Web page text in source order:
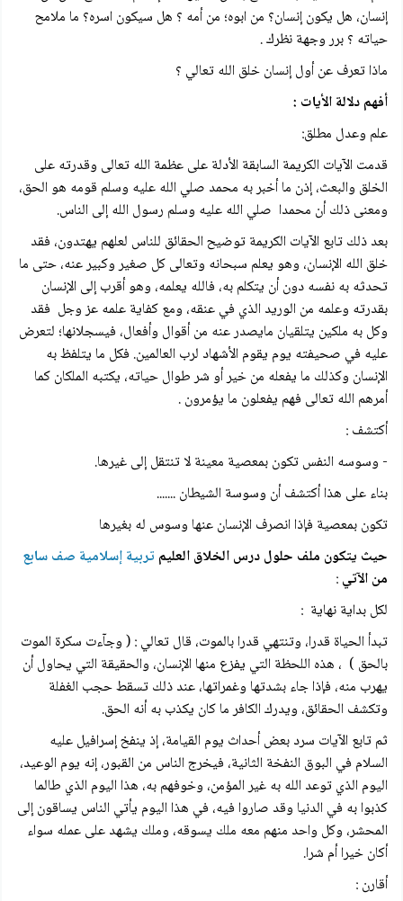
إنسان، هل يكون إنسان؟ من ابوه؛ من أمه ؟ هل سيكون اسره؟ ما ملامح
حياته ؟ برر وجهة نظرك .
ماذا تعرف عن أول إنسان خلق الله تعالي ؟
أفهم دلالة الأيات :
علم وعدل مطلق:
قدمت الآيات الكريمة السابقة الأدلة على عظمة الله تعالى وقدرته على
الخلق والبعث، إذن ما أخبر به محمد صلي الله عليه وسلم قومه هو الحق،
ومعنى ذلك أن محمدا صلي الله عليه وسلم رسول الله إلى الناس.
بعد ذلك تابع الآيات الكريمة توضيح الحقائق للناس لعلهم يهتدون، فقد
خلق الله الإنسان، وهو يعلم سبحانه وتعالى كل صغير وكبير عنه، حتى ما
تحدثه به نفسه دون أن يتكلم به، فالله يعلمه، وهو أقرب إلى الإنسان
بقدرته وعلمه من الوريد الذي في عنقه، ومع كفاية علمه عز وجل فقد
وكل به ملکين يتلقيان مايصدر عنه من أقوال وأفعال، فیسجلانها؛ لتعرض
عليه في صحيفته يوم يقوم الأشهاد لرب العالمين. فكل ما يتلفظ به
الإنسان وكذلك ما يفعله من خير أو شر طوال حياته، يكتبه الملكان كما
أمرهم الله تعالی فهم يفعلون ما يؤمرون .
أكتشف :
- وسوسه النفس تكون بمعصية معينة لا تنتقل إلى غيرها.
بناء على هذا أكتشف أن وسوسة الشيطان .......
تكون بمعصية فإذا انصرف الإنسان عنها وسوس له بغيرها
حيث يتكون ملف حلول درس الخلاق العليم تربية إسلامية صف سابع
من الآتي:
لكل بداية نهاية :
تبدأ الحياة قدرا، وتنتهي قدرا بالموت، قال تعالي : ( وجآءت سكرة الموت
بالحق ) ، هذه اللحظة التي يفزع منها الإنسان، والحقيقة التي يحاول أن
يهرب منه، فإذا جاء بشدتها وغمراتها، عند ذلك تسقط حجب الغفلة
وتكشف الحقائق، ويدرك الكافر ما كان يكذب به أنه الحق.
ثم تابع الآيات سرد بعض أحداث يوم القيامة، إذ ينفخ إسرافيل عليه
السلام في البوق النفخة الثانية، فيخرج الناس من القبور، إنه يوم الوعيد،
اليوم الذي توعد الله به غير المؤمن، وخوفهم به، هذا اليوم الذي طالما
كذبوا به في الدنيا وقد صاروا فيه، في هذا اليوم يأتي الناس يساقون إلى
المحشر، وكل واحد منهم معه ملك يسوقه، وملك يشهد على عمله سواء
أكان خيرا أم شرا.
أقارن :